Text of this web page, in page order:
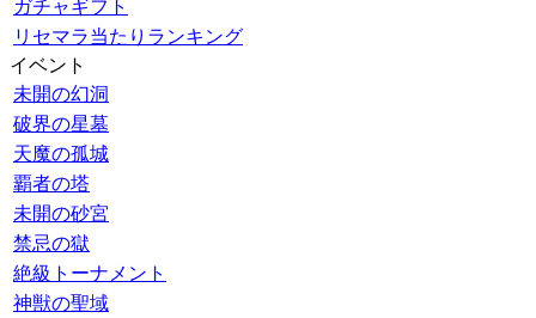
ガチャギフト
リセマラ当たりランキング
イベント
未開の幻洞
破界の星墓
天魔の孤城
覇者の塔
未開の砂宮
禁忌の獄
絶級トーナメント
神獣の聖域